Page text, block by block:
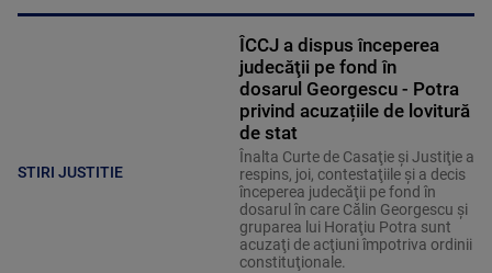
STIRI JUSTITIE
ÎCCJ a dispus începerea
judecăţii pe fond în
dosarul Georgescu - Potra
privind acuzațiile de lovitură
de stat
Înalta Curte de Casaţie şi Justiţie a
respins, joi, contestaţiile şi a decis
începerea judecăţii pe fond în
dosarul în care Călin Georgescu şi
gruparea lui Horaţiu Potra sunt
acuzaţi de acţiuni împotriva ordinii
constituţionale.